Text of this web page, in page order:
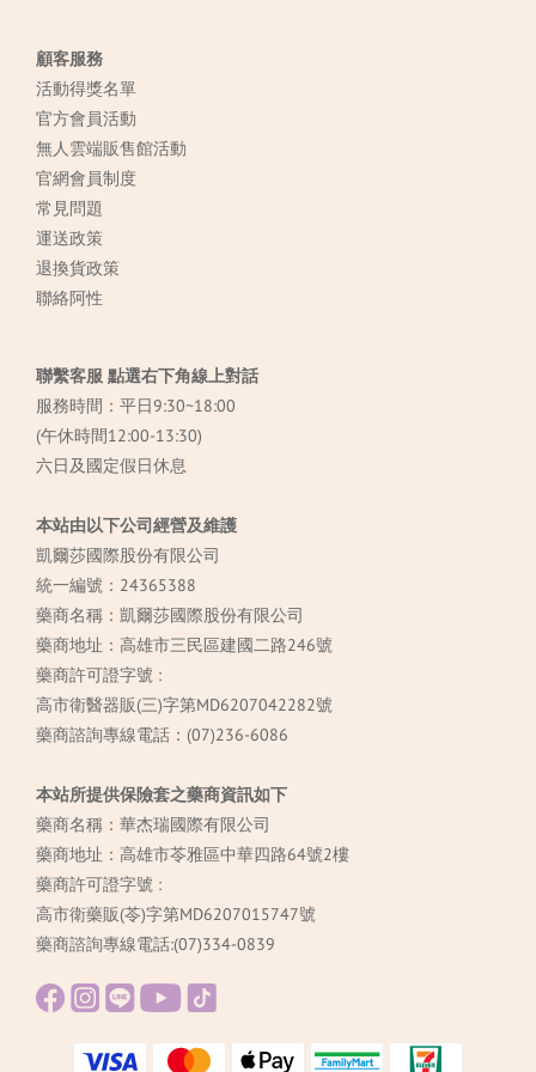
顧客服務
活動得獎名單
官方會員活動
無人雲端販售館活動
官網會員制度
常見 問題
運送政策
退換貨政策
聯絡阿性
聯繫客服 點選右下角線上對話
服務時間：平日9:30~18:00
(午休時間12:00-13:30)
六日及國定假日休息
本站由以下公司經營及維護
凱爾莎國際股份有限公司
統一編號：24365388
藥商名稱：凱爾莎國際股份有限公司
藥商地址：高雄市三民區建國二路246號
藥商許可證字號 :
高市衛醫器販(三)字第MD6207042282號
藥商諮詢專線電話：(07)236-6086
本站所提供保險套之藥商資訊如下
藥商名稱：華杰瑞國際有限公司
藥商地址：高雄市苓雅區中華四路64號2樓
藥商許可證字號 :
高市衛藥販(苓)字第MD6207015747號
藥商諮詢專線電話:(07)334-0839